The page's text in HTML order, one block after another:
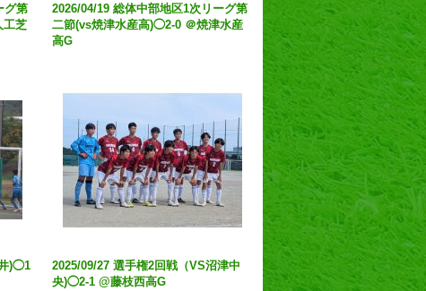
グ第
工芝
2026/04/19 総体中部地区1次リーグ第
二節(vs焼津水産高)◯2-0 ＠焼津水産
高G
)◯1
2025/09/27 選手権2回戦（VS沼津中
央)◯2-1 @藤枝西高G